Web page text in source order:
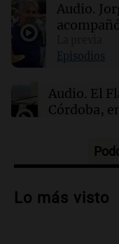
00:06 Clima
Clima en
lunes 10 de
Audio.
Episodios
Audio. El
Córdoba,
hablaron
Lo más visto